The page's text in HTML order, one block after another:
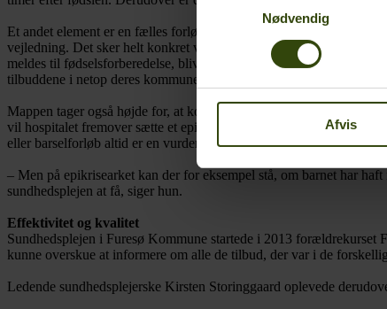
Nødvendig
Afvis
Et andet element er en fælles forløbsmappe med titlen ‘Familieliv
vejledning. Det sker helt konkret ved, at de forskellige
meldes til fødselsforberedelse, bliver der fx lagt et ark ind. Også
tilbuddene i netop deres kommune. Herunder om den fx tilbyder
Mappen tager også højde for, at kommunikationen mellem
vil hospitalet fremover sætte et epikriseark ind i mappen, som
eller barselforløb altid er en vurdering af, om der skal ske en
– Men på epikrisearket kan der for eksempel stå, om barnet har
sundhedsplejen at få, siger hun.
Effektivitet og kvalitet
Sundhedsplejen i Furesø Kommune startede i 2013
kunne overskue at informere om alle de tilbud, der var i de
Ledende sundhedsplejerske Kirsten Storinggaard oplevede